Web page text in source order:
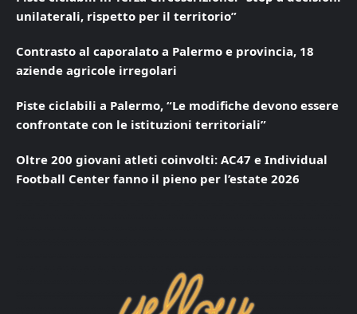
unilaterali, rispetto per il territorio”
Contrasto al caporalato a Palermo e provincia, 18
aziende agricole irregolari
Piste ciclabili a Palermo, “Le modifiche devono essere
confrontate con le istituzioni territoriali”
Oltre 200 giovani atleti coinvolti: AC47 e Individual
Football Center fanno il pieno per l’estate 2026